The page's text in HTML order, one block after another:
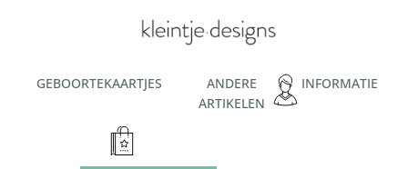
inhoudGEBOORTEKAARTJES
ANDERE
ARTIKELEN
INFORMATIE